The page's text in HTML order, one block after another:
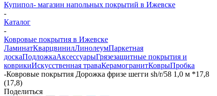
Купипол- магазин напольных покрытий в Ижевске
-
Каталог
-
Ковровые покрытия в Ижевске
ЛаминатКварцвинилЛинолеумПаркетная
доскаПодложкаАксессуарыГрязезащитные покрытия и
коврикиИскусственная траваКерамогранитКоврыПробка
-Ковровые покрытия Дорожка фризе шегги sh/r/58 1,0 м *17,8
(17,8)
Поделиться